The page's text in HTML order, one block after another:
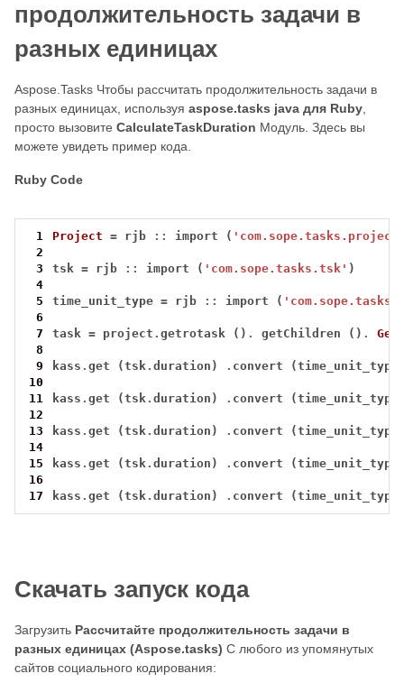
продолжительность задачи в
разных единицах
Aspose.Tasks Чтобы рассчитать продолжительность задачи в
разных единицах, используя aspose.tasks java для Ruby,
просто вызовите CalculateTaskDuration Модуль. Здесь вы
можете увидеть пример кода.
Ruby Code
1 Project = rjb :: import (
2
3
tsk = rjb :: import ( 'com.sope.tasks.tsk'
4
5
time_unit_type = rjb :: import (
6
7
task = project .getrotask () . getChildren () .
8
9
kass .get (tsk.duration) . convert (time_unit_type
10
11
kass .get (tsk.duration) . convert (time_unit_type
12
13
kass .get (tsk.duration) . convert (time_unit_type
14
15
kass .get (tsk.duration) . convert (time_unit_type
16
17
kass .get (tsk.duration) . convert (time_unit_type
Скачать запуск кода
Загрузить Рассчитайте продолжительность задачи в
разных единицах (Aspose.tasks) С любого из упомянутых
сайтов социального кодирования: